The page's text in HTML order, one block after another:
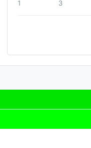
1 3